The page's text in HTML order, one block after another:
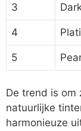
3
4
5
De trend is om
natuurlijke
harmonieuze